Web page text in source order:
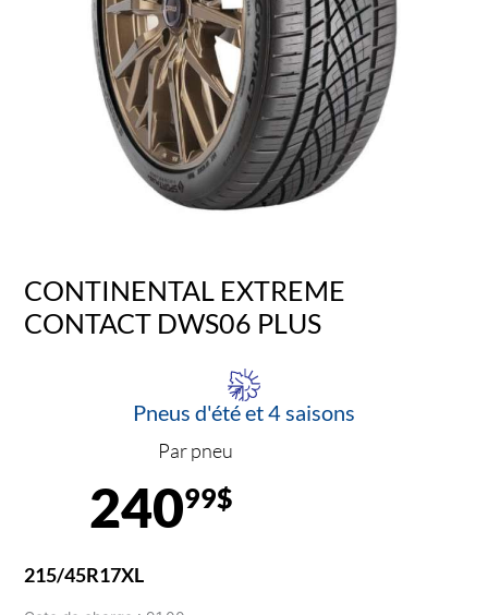
CONTINENTAL EXTREME
CONTACT DWS06 PLUS
Pneus d'été et 4 saisons
Par pneu
24099$
215/45R17XL